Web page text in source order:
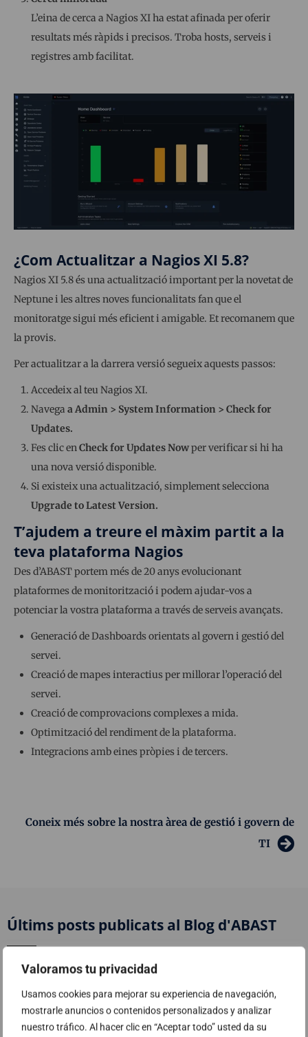
Valoramos tu privacidad
Usamos cookies para mejorar su experiencia de navegación,
mostrarle anuncios o contenidos personalizados y analizar
nuestro tráfico. Al hacer clic en “Aceptar todo” usted da su
L’eina de cerca a Nagios XI ha estat afinada per oferir
resultats més ràpids i precisos. Troba hosts, serveis i
registres amb facilitat.
¿Com Actualitzar a Nagios XI 5.8?
Nagios XI 5.8 és una actualització important per la novetat de
Neptune i les altres noves funcionalitats fan que el
monitoratge sigui més eficient i amigable. Et recomanem que
la provis.
Per actualitzar a la darrera versió segueix aquests passos:
Accedeix al teu Nagios XI.
Navega a Admin > System Information > Check for
Updates.
Fes clic enCheck for Updates Nowper verificar si hi ha
una nova versió disponible.
Si existeix una actualització, simplement selecciona
Upgrade to Latest Version.
T’ajudem a treure el màxim partit a la
teva plataforma Nagios
Des d’ABAST portem més de 20 anys evolucionant
plataformes de monitorització i podem ajudar-vos a
potenciar la vostra plataforma a través de serveis avançats.
Generació de Dashboards orientats al govern i gestió del
servei.
Creació de mapes interactius per millorar l’operació del
servei.
Creació de comprovacions complexes a mida.
Optimització del rendiment de la plataforma.
Integracions amb eines pròpies i de tercers.
Coneix més sobre la nostra àrea de gestió i govern de
TI
Últims posts publicats al Blog d'ABAST